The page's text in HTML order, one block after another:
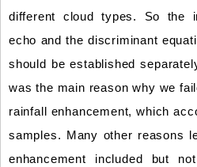
different cloud types. So the
echo and the discriminant
should be established
was the main reason why we
rainfall enhancement, which
samples. Many other reasons
enhancement included but